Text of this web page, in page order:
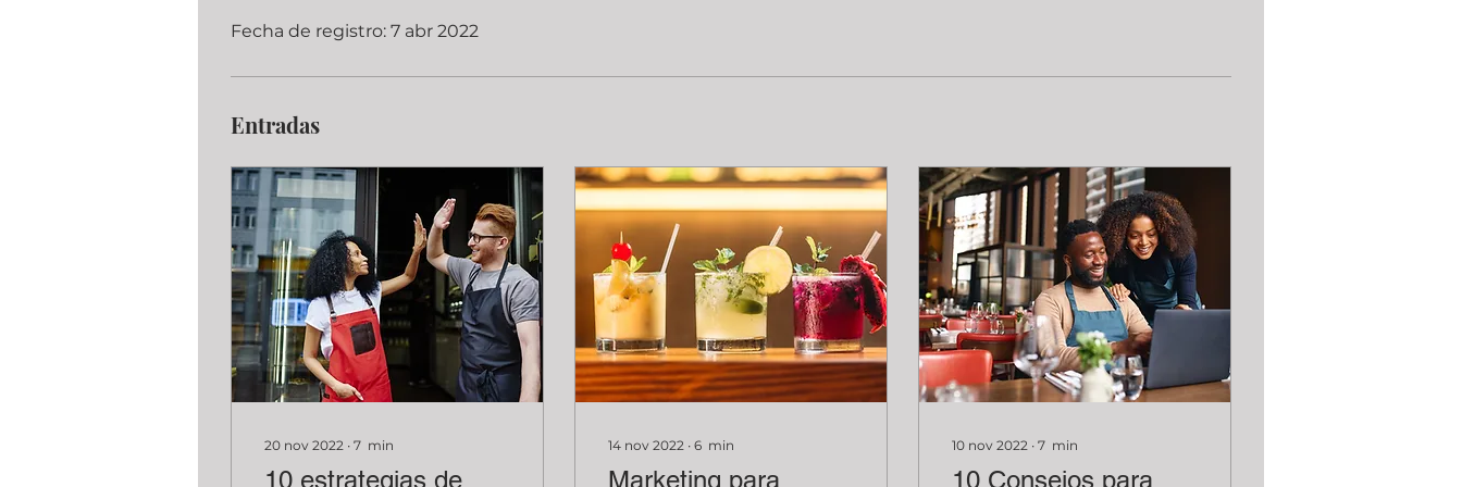
Fecha de registro: 7 abr 2022
Entradas
20 nov 2022 ∙ 7 min
10 estrategias de
14 nov 2022 ∙ 6 min
Marketing para
10 nov 2022 ∙ 7 min
10 Consejos para